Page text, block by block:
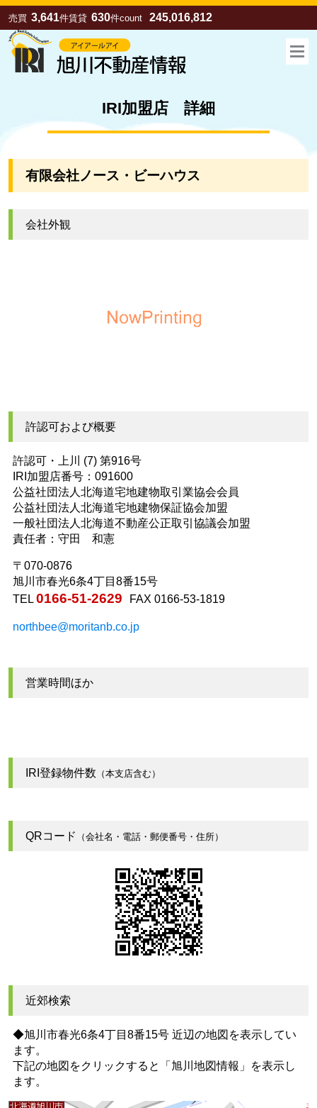
売買 3,641件賃貸 630件count 245,016,812
IRI加盟店 詳細
有限会社ノース・ビーハウス
会社外観
許認可および概要
許認可・上川 (7) 第916号
IRI加盟店番号：091600
公益社団法人北海道宅地建物取引業協会会員
公益社団法人北海道宅地建物保証協会加盟
一般社団法人北海道不動産公正取引協議会加盟
責任者：守田 和憲
〒070-0876
旭川市春光6条4丁目8番15号
TEL 0166-51-2629 FAX 0166-53-1819
northbee@moritanb.co.jp
営業時間ほか
IRI登録物件数 （本支店含む）
QRコード （会社名・電話・郵便番号・住所）
近郊検索
◆旭川市春光6条4丁目8番15号 近辺の地図を表示してい
ます。
下記の地図をクリックすると
「旭川地図情報」
を表示し
ます。